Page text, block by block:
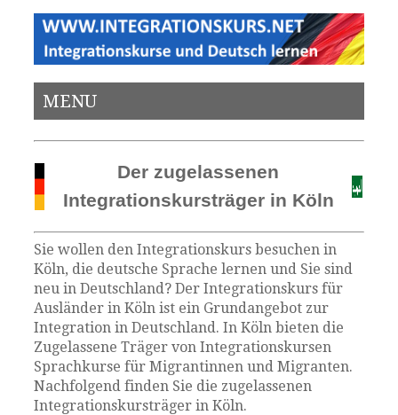
MENU
Der zugelassenen
Integrationskursträger in Köln
Sie wollen den Integrationskurs besuchen in
Köln, die deutsche Sprache lernen und Sie sind
neu in Deutschland? Der Integrationskurs für
Ausländer in Köln ist ein Grundangebot zur
Integration in Deutschland. In Köln bieten die
Zugelassene Träger von Integrationskursen
Sprachkurse für Migrantinnen und Migranten.
Nachfolgend finden Sie die zugelassenen
Integrationskursträger in Köln.